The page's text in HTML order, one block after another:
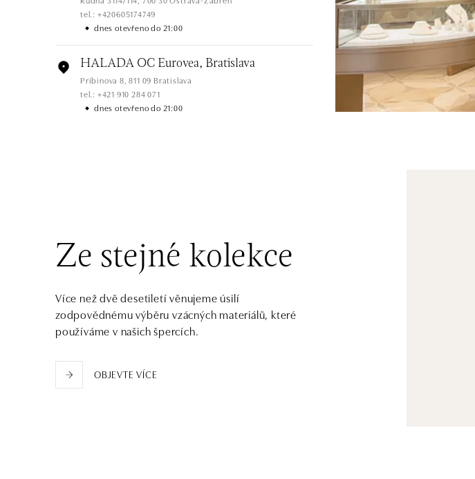
tel.: +420605174749
dnes otevřeno do 21:00
HALADA OC Eurovea, Bratislava
Pribinova 8, 811 09 Bratislava
tel.: +421 910 284 071
dnes otevřeno do 21:00
Einsteinova 18, 851 01 Bratislava
tel.: +421 917 090 891
dnes otevřeno do 21:00
Ze stejné kolekce
Více než dvě desetiletí věnujeme úsilí
zodpovědnému výběru vzácných materiálů, které
používáme v našich špercích.
OBJEVTE VÍCE